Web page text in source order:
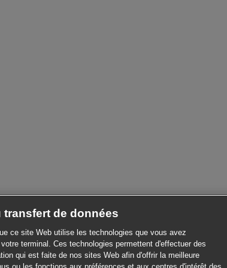
transfert de données
ce site Web utilise les technologies que vous avez
terminal. Ces technologies permettent d'effectuer des
qui est faite de nos sites Web afin d'offrir la meilleure